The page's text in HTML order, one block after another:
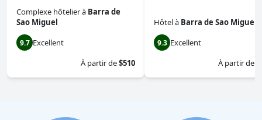
Complexe hôtelierà Barra de
Sao Miguel
9.7 Excellent
À partir de$510
Hôtelà Barra de Sao Miguel
9.3 Excellent
À partir de